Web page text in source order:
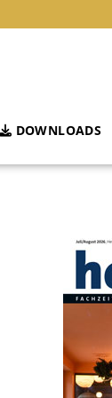
DOWNLOADS